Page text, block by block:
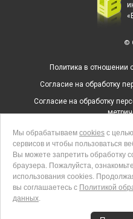
©
Политика в отношении
Согласие на обработку
Согласие на обработку
Политика
Согласие на получение
Мы обрабатываем cookies с
сервисов и чтобы пользоваться
Вы можете запретить обработку
браузера. Пожалуйста,
использования cookies.
вы соглашаетесь с Политикой
данных.